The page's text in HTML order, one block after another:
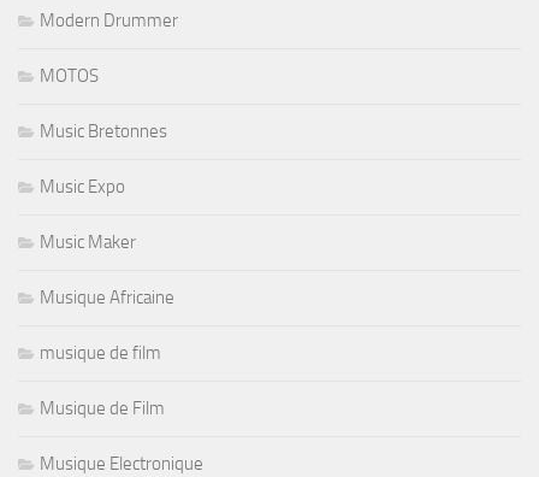
Modern Drummer
MOTOS
Music Bretonnes
Music Expo
Music Maker
Musique Africaine
musique de film
Musique de Film
Musique Electronique